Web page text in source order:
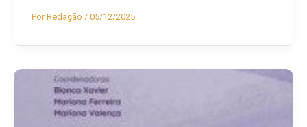
PorRedação / 05/12/2025